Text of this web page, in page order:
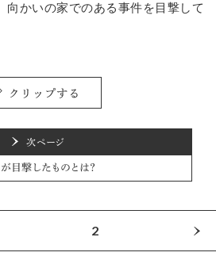
向かいの家でのある事件を目撃して
次ページ
目撃したものとは？
2